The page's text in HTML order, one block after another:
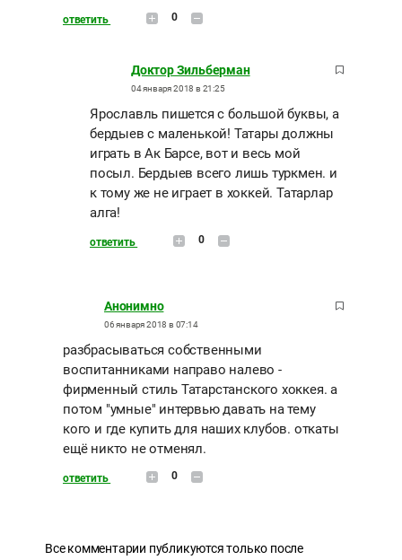
ответить 0
Доктор Зильберман
04 января 2018 в 21:25
Ярославль пишется с большой буквы, а
бердыев с маленькой! Татары должны
играть в Ак Барсе, вот и весь мой
посыл. Бердыев всего лишь туркмен. и
к тому же не играет в хоккей. Татарлар
алга!
ответить 0
Анонимно
06 января 2018 в 07:14
разбрасываться собственными
воспитанниками направо налево -
фирменный стиль Татарстанского хоккея. а
потом "умные" интервью давать на тему
кого и где купить для наших клубов. откаты
ещё никто не отменял.
ответить 0
Все комментарии публикуются только после